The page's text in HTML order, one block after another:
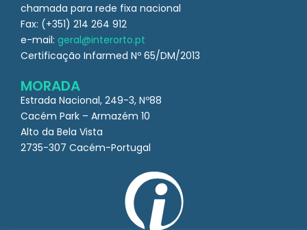
chamada para rede fixa nacional
Fax: (+351) 214 264 912
e-mail: geral@interorto.pt
Certificação Infarmed Nº 65/DM/2013
MORADA
Estrada Nacional, 249-3, Nº88
Cacém Park – Armazém 10
Alto da Bela Vista
2735-307 Cacém-Portugal